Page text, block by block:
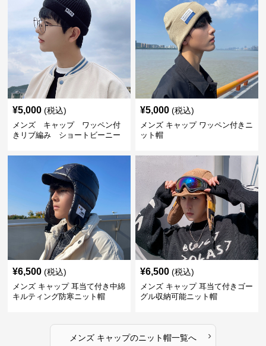
¥5,000 (税込)
メンズ キャップ ワッペン付
きリブ編み ショートビーニー
¥5,000 (税込)
メンズ キャップ ワッペン付きニ
ット帽
¥6,500 (税込)
メンズ キャップ 耳当て付き中綿
キルティング防寒ニット帽
¥6,500 (税込)
メンズ キャップ 耳当て付きゴー
グル収納可能ニット帽
メンズ キャップのニット帽一覧へ ›